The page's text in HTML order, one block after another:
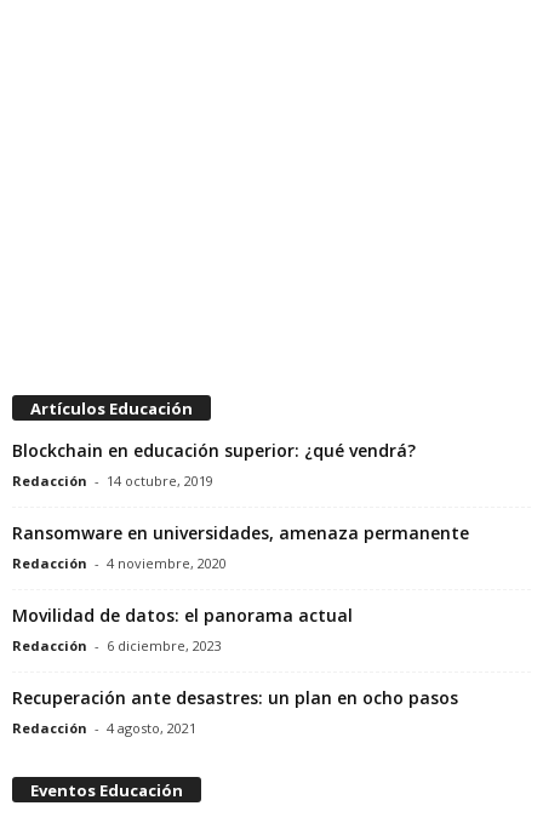
Artículos Educación
Blockchain en educación superior: ¿qué vendrá?
Redacción - 14 octubre, 2019
Ransomware en universidades, amenaza permanente
Redacción - 4 noviembre, 2020
Movilidad de datos: el panorama actual
Redacción - 6 diciembre, 2023
Recuperación ante desastres: un plan en ocho pasos
Redacción - 4 agosto, 2021
Eventos Educación